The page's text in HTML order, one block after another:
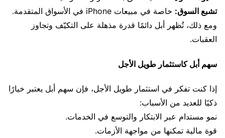
تشبع السوق: خاصة في مبيعات iPhone في الأسواق المتقدمة.
ومع ذلك، تُظهر أبل دائمًا قدرة مذهلة على التكيّف وتجاوز
العقبات.
سهم أبل كاستثمار طويل الأجل
إذا كنت تفكر في استثمار طويل الأجل، فإن سهم أبل يعتبر خيارًا
ذكيًا للعديد من الأسباب:
نمو مستدام عبر الابتكار والتوسع في الخدمات.
قوة مالية تمكنها من مواجهة الأزمات.